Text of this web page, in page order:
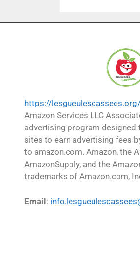
https://lesgueulescassees.org/
Amazon Services LLC
advertising program designed
sites to earn advertising fees
to amazon.com. Amazon, the
AmazonSupply, and the
trademarks of Amazon.com,
Email: